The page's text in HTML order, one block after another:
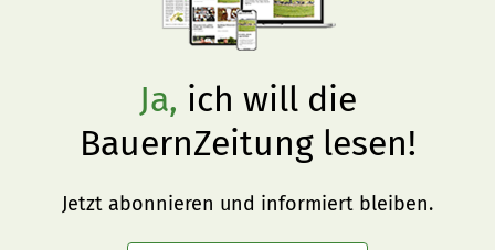
Ja, ich will die
BauernZeitung lesen!
Jetzt abonnieren und informiert bleiben.